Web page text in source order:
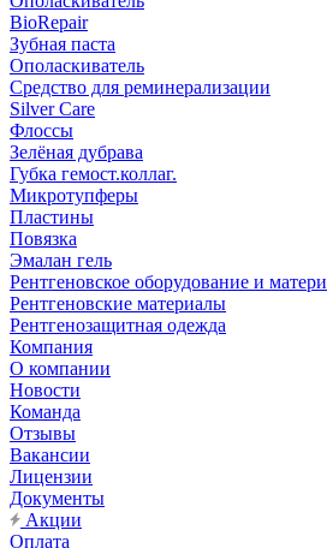
BioRepair
Зубная паста
Ополаскиватель
Средство для реминерализации
Silver Care
Флоссы
Зелёная дубрава
Губка гемост.коллаг.
Микротупферы
Пластины
Повязка
Эмалан гель
Рентгеновское оборудование и
Рентгеновские материалы
Рентгенозащитная одежда
Компания
О компании
Новости
Команда
Отзывы
Вакансии
Лицензии
Документы
Акции
Оплата